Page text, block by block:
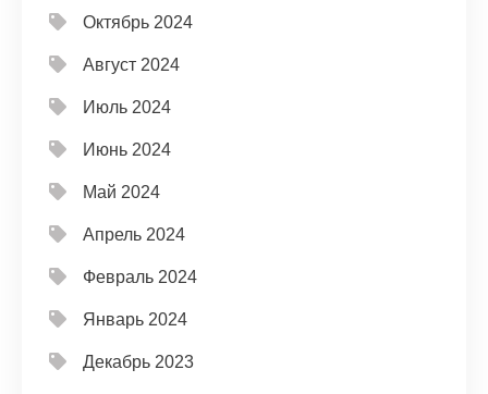
Октябрь 2024
Август 2024
Июль 2024
Июнь 2024
Май 2024
Апрель 2024
Февраль 2024
Январь 2024
Декабрь 2023